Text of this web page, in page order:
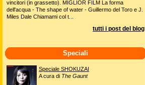
vincitori (in grassetto). MIGLIOR FILM La forma
dell'acqua - The shape of water - Guillermo del Toro e J.
Miles Dale Chiamami col t...
tutti i post del blog
Speciali
Speciale SHOKUZAI
A cura di The Gaunt